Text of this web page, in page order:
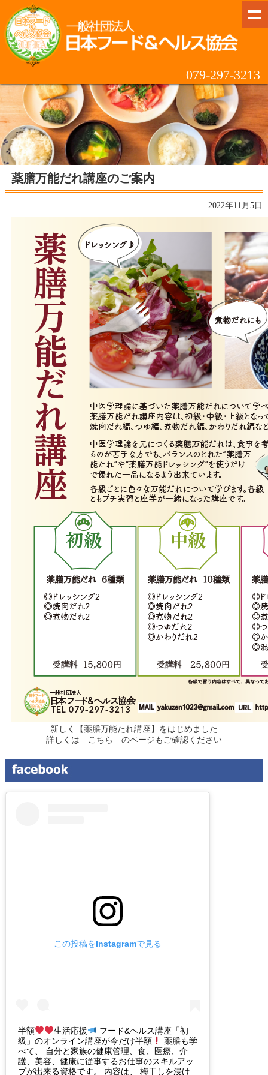
079-297-3213
薬膳万能だれ講座のご案内
2022年11月5日
新しく【薬膳万能たれ講座】をはじめました
詳しくは こちら のページもご確認ください
この投稿をInstagramで見る
半額 生活応援
フード&ヘルス講座「初
級」のオンライン講座が今だけ半額
薬膳も学
べて、 自分と家族の健康管理、食、医療、介
護、美容、健康に従事するお仕事のスキルアッ
プが出来る資格です。 内容は、 梅干しを浸け